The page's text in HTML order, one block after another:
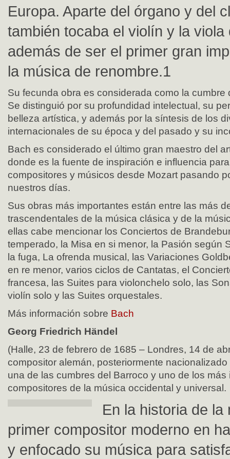
Europa. Aparte del órgano y del
también tocaba el violín y la viola
además de ser el primer gran
la música de renombre.1
Su fecunda obra es considerada como la cumbre
Se distinguió por su profundidad intelectual, su
belleza artística, y además por la síntesis de los
internacionales de su época y del pasado y su
Bach es considerado el último gran maestro del
donde es la fuente de inspiración e influencia
compositores y músicos desde Mozart pasando
nuestros días.
Sus obras más importantes están entre las más
trascendentales de la música clásica y de la
ellas cabe mencionar los Conciertos de
temperado, la Misa en si menor, la Pasión según
la fuga, La ofrenda musical, las Variaciones
en re menor, varios ciclos de Cantatas, el
francesa, las Suites para violonchelo solo, las
violín solo y las Suites orquestales.
Más información sobre Bach
Georg Friedrich Händel
(Halle, 23 de febrero de 1685 – Londres, 14 de
compositor alemán, posteriormente
una de las cumbres del Barroco y uno de los más
compositores de la música occidental y universal.
En la historia de la
primer compositor moderno en
y enfocado su música para